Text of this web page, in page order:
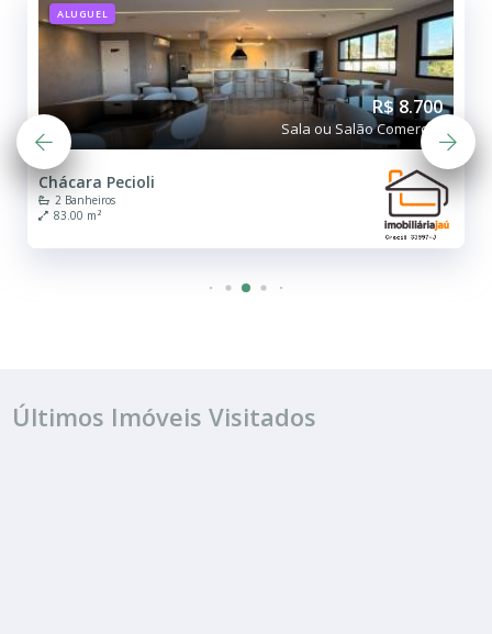
ALUGUEL
R$ 8.700
Sala ou Salão Comercial
Chácara Pecioli
2 Banheiros
83.00 m²
Últimos Imóveis Visitados